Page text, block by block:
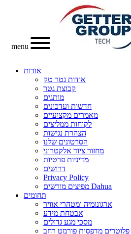
menu
אודות
אודות גטר טק
קבוצת גטר
מותגים
חדשות ועדכונים
מאמרים מקצועיים
לקוחות ממליצים
הצהרת נגישות
הסרטונים שלנו
מחזור ציוד אלקטרוני
מדיניות פרטיות
דרושים
Privacy Policy
מפיצים מורשים Dahua
תחומים
ארגונומיה ומטהרי אוויר
אבטחת מידע
מסכי מגע גדולים
פלוטרים מדפסות פורמט רחב